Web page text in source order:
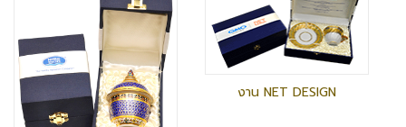
งาน NET DESIGN